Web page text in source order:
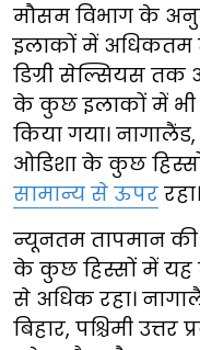
मौसम विभाग के
इलाकों में अधिकतम
डिग्री सेल्सियस
के कुछ इलाकों में भी
किया गया।
ओडिशा के कुछ
सामान्य से ऊपर रहा।
न्यूनतम तापमान
के कुछ हिस्सों में यह
से अधिक रहा।
बिहार, पश्चिमी उत्तर